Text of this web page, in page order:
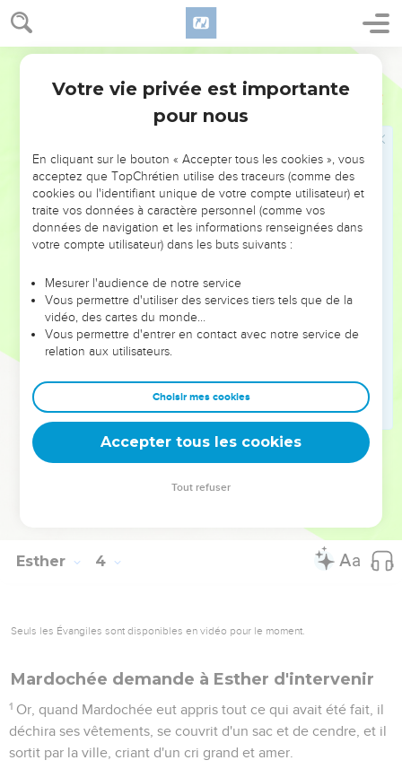
Esther 3
Haman, fils d'Hammédatha, l'Agagien, qui opprimait les Juifs.
11 Et le roi dit à Haman : Cet argent t'est donné, aussi bien
Au treizième jour du premier mois, on appela donc les
secrétaires du roi ; et on écrivit aux satrapes du roi, comme
aux principaux de chaque peuple, à chaque province selon
sa façon d'écrire, et à chaque peuple selon sa langue ; tout
fut écrit au nom du roi Assuérus, et scellé de l'anneau du roi.
Et les lettres furent envoyées par des courriers, dans
toutes les provinces du roi, afin qu'on eût à exterminer, à
tuer et à détruire tous les Juifs, tant les jeunes que les vieux,
les petits enfants et les femmes, dans un même jour, le
treizième du douzième mois, qui est le mois d'Adar, et à
piller leurs dépouilles.
14
l'ordonnance dans chaque province, et qu'on la notifierait
publiquement à tous les peuples, afin qu'on fût prêt pour ce
jour-là.
Les courriers, pressés par le commandement du roi,
partirent ; l'ordonnance fut aussi publiée à Suse, la capitale.
Esther 4
Seuls les Évangiles sont disponibles en vidéo pour le moment.
Mardochée demande à Esther d'intervenir
1 Or, quand Mardochée eut appris tout ce qui avait été fait, il
déchira ses vêtements, se couvrit d'un sac et de cendre, et il
sortit par la ville, criant d'un cri grand et amer.
Votre vie privée est importante
pour nous
En cliquant sur le bouton « Accepter tous les cookies », vous
acceptez que TopChrétien utilise des traceurs (comme des
cookies ou l'identifiant unique de votre compte utilisateur) et
traite vos données à caractère personnel (comme vos
données de navigation et les informations renseignées dans
votre compte utilisateur) dans les buts suivants :
Mesurer l'audience de notre service
Vous permettre d'utiliser des services tiers tels que de la
vidéo, des cartes du monde…
Vous permettre d'entrer en contact avec notre service de
relation aux utilisateurs.
Choisir mes cookies
Accepter tous les cookies
Tout refuser